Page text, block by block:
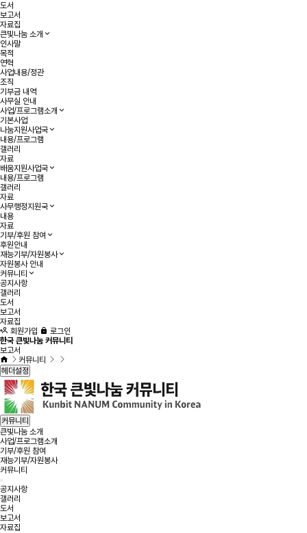
도서
보고서
자료집
큰빛나눔 소개
인사말
목적
연혁
사업내용/정관
조직
기부금 내역
사무실 안내
사업/프로그램소개
기본사업
나눔지원사업국
내용/프로그램
갤러리
자료
배움지원사업국
내용/프로그램
갤러리
자료
사무행정지원국
내용
자료
기부/후원 참여
후원안내
재능기부/자원봉사
자원봉사 안내
커뮤니티
공지사항
갤러리
도서
보고서
자료집
회원가입
로그인
한국 큰빛나눔 커뮤니티
보고서
커뮤니티
헤더설정
커뮤니티
큰빛나눔 소개
사업/프로그램소개
기부/후원 참여
재능기부/자원봉사
커뮤니티
공지사항
갤러리
도서
보고서
자료집